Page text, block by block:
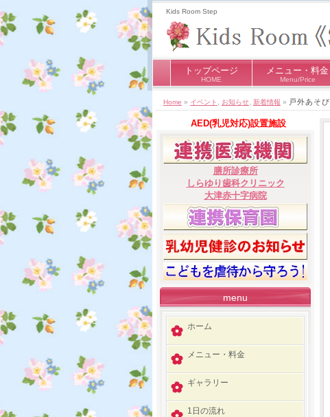
Kids Room Step
トップページ
HOME
メニュー・料金
Menu/Price
Home » イベント お知らせ 新着情報 » 戸外あそび
AED(乳児対応)設置施設
膳所診療所
しらゆり歯科クリニック
大津赤十字病院
menu
ホーム
メニュー・料金
ギャラリー
1日の流れ